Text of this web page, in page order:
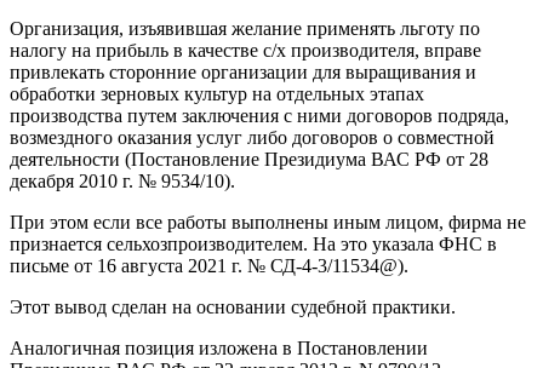
Организация, изъявившая желание применять льготу по
налогу на прибыль в качестве с/х производителя, вправе
привлекать сторонние организации для выращивания и
обработки зерновых культур на отдельных этапах
производства путем заключения с ними договоров подряда,
возмездного оказания услуг либо договоров о совместной
деятельности (Постановление Президиума ВАС РФ от 28
декабря 2010 г. № 9534/10).
При этом если все работы выполнены иным лицом, фирма не
признается сельхозпроизводителем. На это указала ФНС в
письме от 16 августа 2021 г. № СД-4-3/11534@).
Этот вывод сделан на основании судебной практики.
Аналогичная позиция изложена в Постановлении